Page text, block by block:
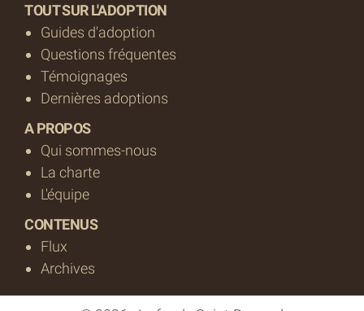
TOUT SUR L'ADOPTION
Guides d'adoption
Questions fréquentes
Témoignages
Dernières adoptions
A PROPOS
Qui sommes-nous
La charte
L'équipe
CONTENUS
Flux
Archives